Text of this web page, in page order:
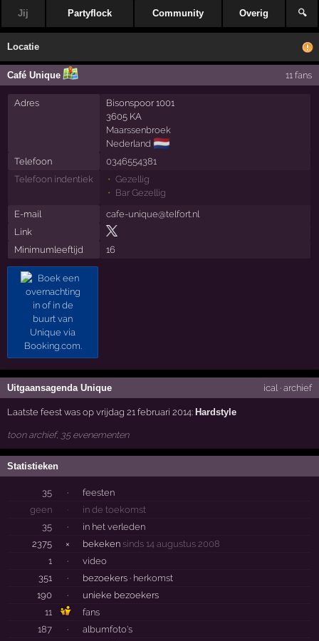
Jij Partyflock Community Overig 🔍
Locatie
Café Unique 11 fans
Adres
Bisonspoor 1001
3605 KA
Maarssenbroek
Nederland 🇳🇱
Telefoon
0346554381
Telefoon indentiek
Gezellig
Bar Gezellig
E-mail
cafe-unique@telfort.nl
Link
Minimumleeftijd
16
Uitgaansagenda Unique ical · archief
Laatste feest was op vrijdag 21 februari 2014: Hardstyle
toon archief, 35 evenementen
Statistieken
35 ·
feesten
geen
·
in de toekomst
35
·
in het verleden
2375
× bekeken sinds 14 augustus 2008
1
·
video
351
· bezoekers · herkomst
190
·
unieke bezoekers
11
fans
187
·
albumfoto's